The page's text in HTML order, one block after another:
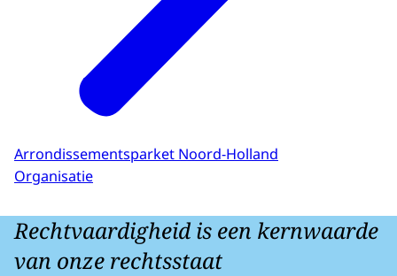
Arrondissementsparket Noord-Holland
Organisatie
Rechtvaardigheid is een kernwaarde
van onze rechtsstaat